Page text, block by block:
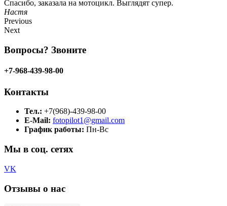
Спасибо, заказала на мотоцикл. Выглядят супер.
Настя
Previous
Next
Вопросы? Звоните
+7-968-439-98-00
Контакты
Тел.: +7(968)-439-98-00
E-Mail: fotopilot1@gmail.com
График работы: Пн-Вс
Мы в соц. сетях
VK
Отзывы о нас